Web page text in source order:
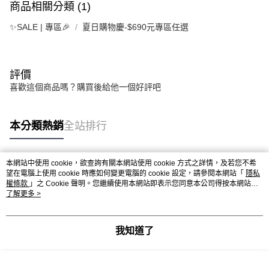
商品相關分類 (1)
✨SALE | 專區🎉 夏日購物慶-$690元專區任選
評價
喜歡這個商品嗎？購買後給他一個好評吧
本分類熱銷全站排行
熱門標籤
本網站中使用 cookie，欲查詢有關本網站使用 cookie 方式之詳情，及若您不希
望在電腦上使用 cookie 時應如何變更電腦的 cookie 設定，請參閱本網站「 隱私
權條款 」之 Cookie 聲明。您繼續使用本網站即表示您同意本公司得按本網站使
用條款之 Cookie 聲明使用 cookie。
了解更多 >
我知道了